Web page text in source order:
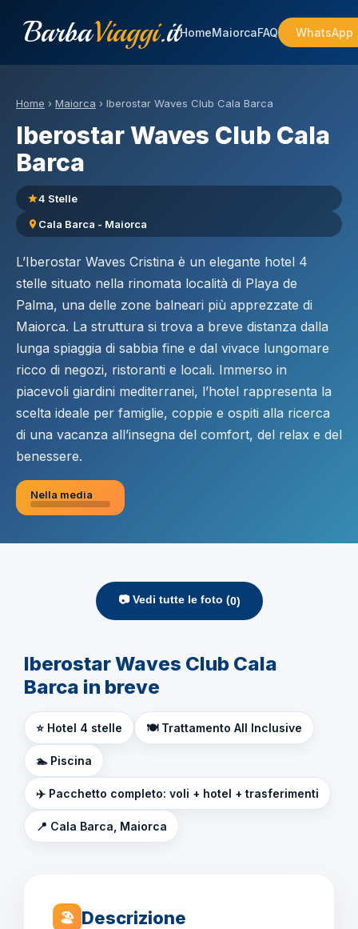
BarbaViaggi.itHomeMaiorcaFAQ WhatsApp
Home › Maiorca › Iberostar Waves Club Cala Barca
Iberostar Waves Club Cala
Barca
4 Stelle
Cala Barca - Maiorca
L’Iberostar Waves Cristina è un elegante hotel 4
stelle situato nella rinomata località di Playa de
Palma, una delle zone balneari più apprezzate di
Maiorca. La struttura si trova a breve distanza dalla
lunga spiaggia di sabbia fine e dal vivace lungomare
ricco di negozi, ristoranti e locali. Immerso in
piacevoli giardini mediterranei, l’hotel rappresenta la
scelta ideale per famiglie, coppie e ospiti alla ricerca
di una vacanza all’insegna del comfort, del relax e del
benessere.
Nella media
📷 Vedi tutte le foto (0)
Iberostar Waves Club Cala
Barca in breve
⭐ Hotel 4 stelle 🍽️ Trattamento All Inclusive
🏊 Piscina
✈️ Pacchetto completo: voli + hotel + trasferimenti
📍 Cala Barca, Maiorca
🏖 Descrizione